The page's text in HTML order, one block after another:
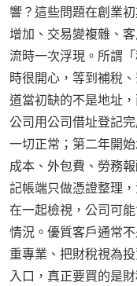
響？這些問題在創業
增加、交易變複雜、
流時一次浮現。所謂
時很開心，等到補稅
道當初缺的不是地址
公司用公司借址登記
一切正常；第二年開
成本、外包費、勞務
記帳端只做憑證整理
在一起檢視，公司可
情況。優質客戶通常
重專業、把財稅視為
入口，真正要買的是